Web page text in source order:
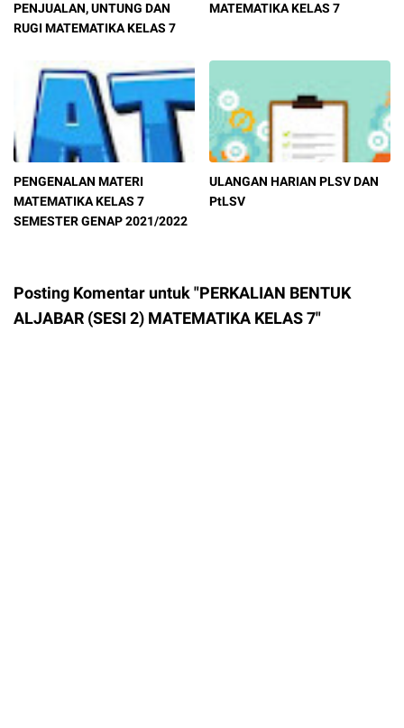
PENJUALAN, UNTUNG DAN
RUGI MATEMATIKA KELAS 7
MATEMATIKA KELAS 7
PENGENALAN MATERI
MATEMATIKA KELAS 7
SEMESTER GENAP 2021/2022
ULANGAN HARIAN PLSV DAN
PtLSV
Posting Komentar untuk "PERKALIAN BENTUK
ALJABAR (SESI 2) MATEMATIKA KELAS 7"